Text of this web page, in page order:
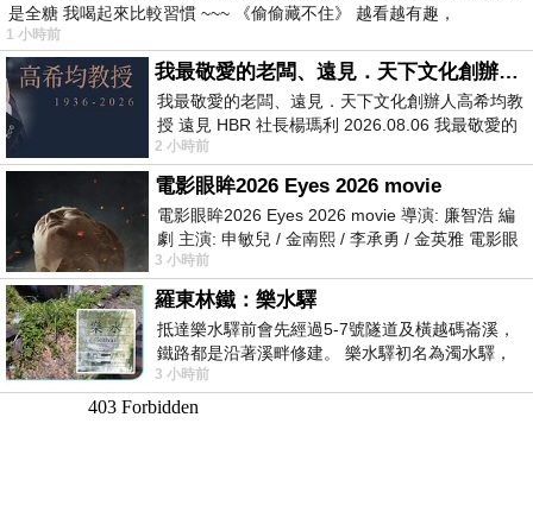
是全糖 我喝起來比較習慣 ~~~ 《偷偷藏不住》 越看越有趣，
1 小時前
我最敬愛的老闆、遠見．天下文化創辦人高希均教授
我最敬愛的老闆、遠見．天下文化創辦人高希均教
授 遠見 HBR 社長楊瑪利 2026.08.06 我最敬愛的
老闆、遠見．天下文化創辦人高希均教
2 小時前
電影眼眸2026 Eyes 2026 movie
電影眼眸2026 Eyes 2026 movie 導演: 廉智浩 編
劇 主演: 申敏兒 / 金南熙 / 李承勇 / 金英雅 電影眼
眸2026描述攝影師徐珍因遺
3 小時前
羅東林鐵：樂水驛
抵達樂水驛前會先經過5-7號隧道及橫越碼崙溪，
鐵路都是沿著溪畔修建。 樂水驛初名為濁水驛，
但因與臺鐵集集線車站同名，於1953
3 小時前